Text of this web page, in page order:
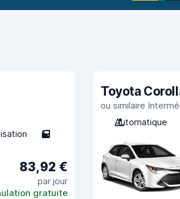
5
83,92 €
par jour
gratuite
Toyota
ou similaire
Automatique